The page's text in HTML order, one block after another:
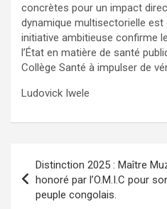
concrètes pour un impact
dynamique multisectorielle
initiative ambitieuse confirme
l’État en matière de santé
Collège Santé à impulser de
Ludovick Iwele
de
l’article
Distinction 2025 : Maître
honoré par l’O.M.I.C pour
peuple congolais.